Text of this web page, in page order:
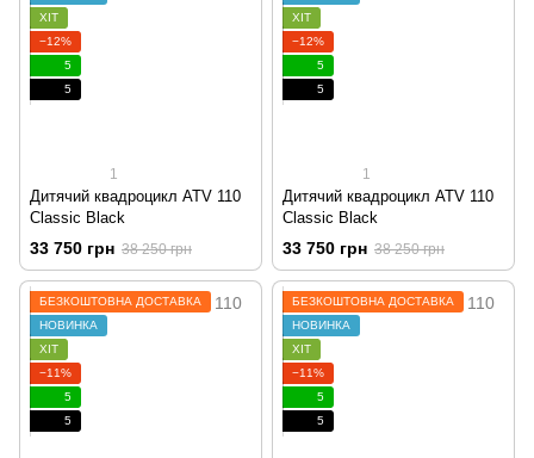
ХІТ
−12%
5
5
1
Дитячий квадроцикл ATV 110
Classic Black
33 750 грн 38 250 грн
ХІТ
−12%
5
5
1
Дитячий квадроцикл ATV 110
Classic Black
33 750 грн 38 250 грн
БЕЗКОШТОВНА ДОСТАВКА
НОВИНКА
ХІТ
−11%
5
5
БЕЗКОШТОВНА ДОСТАВКА
НОВИНКА
ХІТ
−11%
5
5